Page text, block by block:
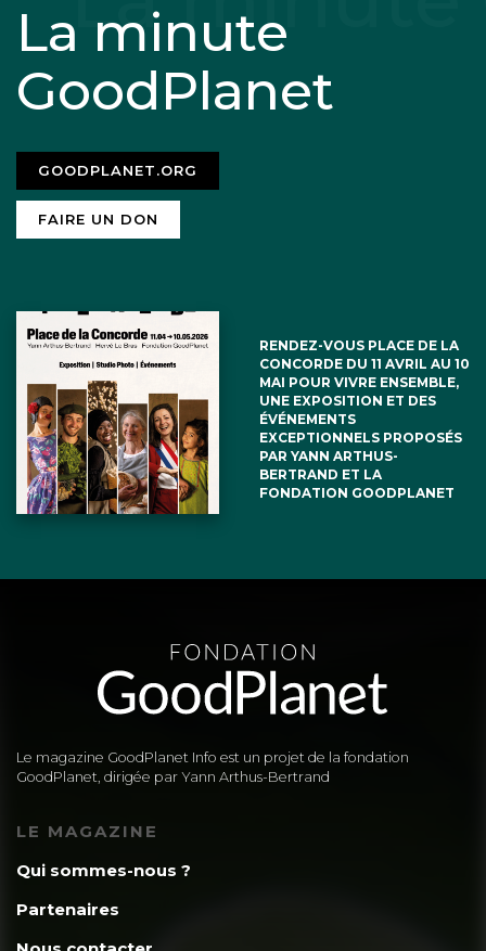
La minute
GoodPlanet
GOODPLANET.ORG
FAIRE UN DON
RENDEZ-VOUS PLACE DE LA
CONCORDE DU 11 AVRIL AU 10
MAI POUR VIVRE ENSEMBLE,
UNE EXPOSITION ET DES
ÉVÉNEMENTS
EXCEPTIONNELS PROPOSÉS
PAR YANN ARTHUS-
BERTRAND ET LA
FONDATION GOODPLANET
Le magazine GoodPlanet Info est un projet de la fondation
GoodPlanet, dirigée par Yann Arthus-Bertrand
LE MAGAZINE
Qui sommes-nous ?
Partenaires